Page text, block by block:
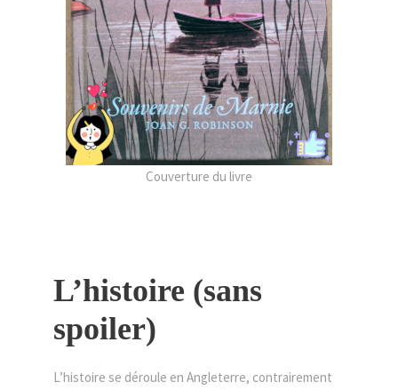
Couverture du livre
L’histoire (sans
spoiler)
L’histoire se déroule en Angleterre, contrairement